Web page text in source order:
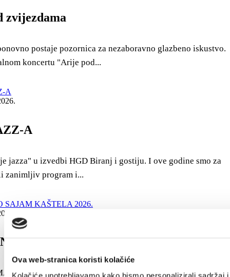
Ova web-stranica koristi kolačiće
zvijezdama
postaje pozornica za nezaboravno glazbeno iskustvo.
koncertu "Arije pod...
A
jazza" u izvedbi HGD Biranj i gostiju. I ove godine smo za
zanimljiv program i...
- 30. kolovoza 2026.
SAJAM KAŠTELA 2026.
PROIZVODA Kaštel Novi, 28.-30.8.2026.